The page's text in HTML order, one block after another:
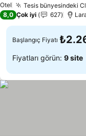
Otel Tesis bünyesindeki
8,0 Çok iyi 627
Başlangıç Fiyatı
Fiyatları görün: 9 site